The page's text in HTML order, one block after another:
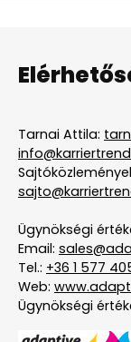
Tarnai Attila:
Ügynökségi
Email:
Tel.: +36 1 577
Web:
Ügynökségi